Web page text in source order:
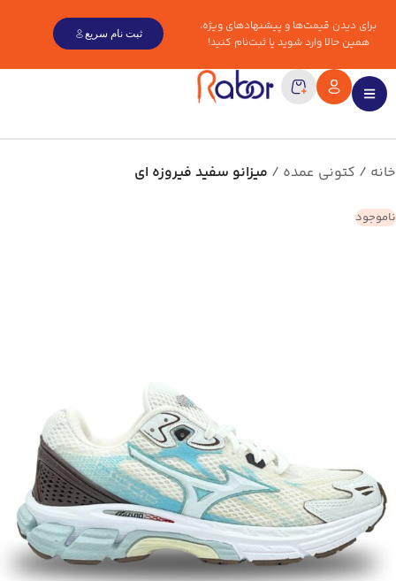
برای دیدن قیمت‌ها و پیشنهادهای ویژه،
همین حالا وارد شوید یا ثبت‌نام کنید!
ثبت نام سریع
خانه کتونی عمده میزانو سفید فیروزه ای
ناموجود